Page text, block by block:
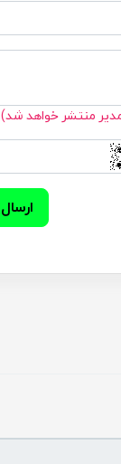
منتشر خواهد شد)
ارسال